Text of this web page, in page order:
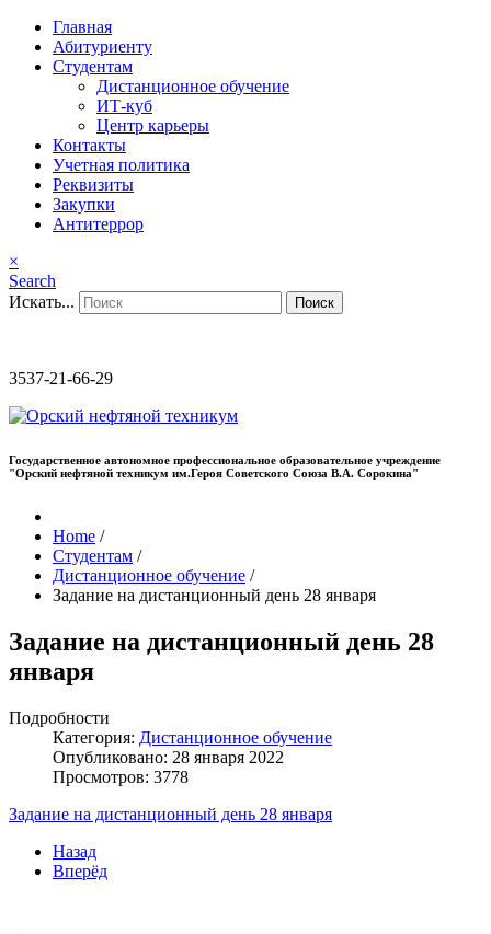
Главная
Абитуриенту
Студентам
Дистанционное обучение
ИТ-куб
Центр карьеры
Контакты
Учетная политика
Реквизиты
Закупки
Антитеррор
×
Search
Искать...
Поиск
3537-21-66-29
Государственное автономное профессиональное образовательное учреждение
"Орский нефтяной техникум им.Героя Советского Союза В.А. Сорокина"
Home /
Студентам /
Дистанционное обучение /
Задание на дистанционный день 28 января
Задание на дистанционный день 28
января
Подробности
Категория: Дистанционное обучение
Опубликовано: 28 января 2022
Просмотров: 3778
Задание на дистанционный день 28 января
Назад
Вперёд